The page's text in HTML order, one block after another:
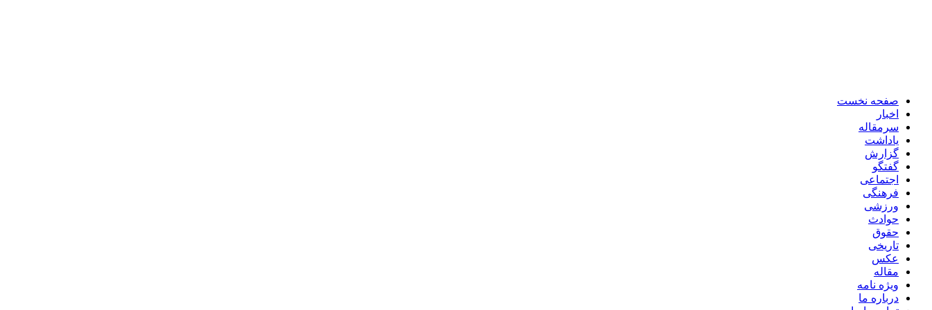
صفحه نخست
اخبار
سرمقاله
یاداشت
گزارش
گفتگو
اجتماعی
فرهنگی
ورزشی
حوادث
حقوق
تاریخی
عکس
مقاله
ویژه نامه
درباره ما